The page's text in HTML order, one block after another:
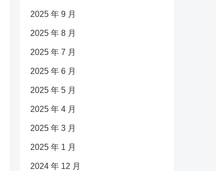
2025 年 9 月
2025 年 8 月
2025 年 7 月
2025 年 6 月
2025 年 5 月
2025 年 4 月
2025 年 3 月
2025 年 1 月
2024 年 12 月